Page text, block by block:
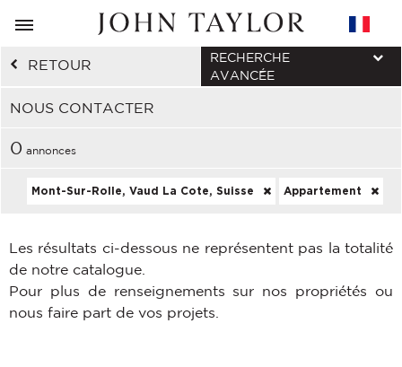
RETOUR
NOUS CONTACTER
RECHERCHE
AVANCÉE
0 annonces
Mont-Sur-Rolle, Vaud La Cote, Suisse Appartement
Les résultats ci-dessous ne représentent pas la totalité
de notre catalogue.
Pour plus de renseignements sur nos propriétés ou
nous faire part de vos projets.